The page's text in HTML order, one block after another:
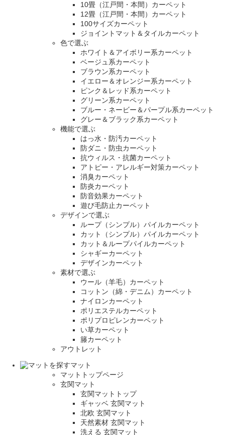
10畳（江戸間・本間）カーペット
12畳（江戸間・本間）カーペット
100サイズカーペット
ジョイントマット＆タイルカーペット
色で選ぶ
ホワイト＆アイボリー系カーペット
ベージュ系カーペット
ブラウン系カーペット
イエロー＆オレンジー系カーペット
ピンク＆レッド系カーペット
グリーン系カーペット
ブルー・ネービー＆パープル系カーペット
グレー＆ブラック系カーペット
機能で選ぶ
はっ水・防汚カーペット
防ダニ・防虫カーペット
抗ウィルス・抗菌カーペット
アトピー・アレルギー対策カーペット
消臭カーペット
防炎カーペット
防音効果カーペット
遊び毛防止カーペット
デザインで選ぶ
ループ（シンプル）パイルカーペット
カット（シンプル）パイルカーペット
カット＆ループパイルカーペット
シャギーカーペット
デザインカーペット
素材で選ぶ
ウール（羊毛）カーペット
コットン（綿・デニム）カーペット
ナイロンカーペット
ポリエステルカーペット
ポリプロピレンカーペット
い草カーペット
籐カーペット
アウトレット
マット
マットトップページ
玄関マット
玄関マットトップ
ギャッベ 玄関マット
北欧 玄関マット
天然素材 玄関マット
洗える 玄関マット